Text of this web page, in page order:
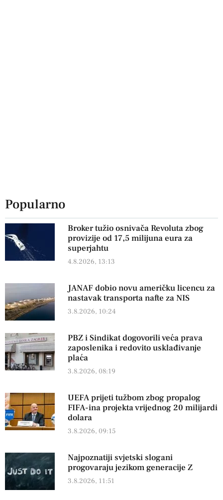
Popularno
Broker tužio osnivača Revoluta zbog
provizije od 17,5 milijuna eura za
superjahtu
4.8.2026, 13:13
JANAF dobio novu američku licencu za
nastavak transporta nafte za NIS
3.8.2026, 10:24
PBZ i Sindikat dogovorili veća prava
zaposlenika i redovito usklađivanje
plaća
3.8.2026, 08:19
UEFA prijeti tužbom zbog propalog
FIFA-ina projekta vrijednog 20 milijardi
dolara
3.8.2026, 09:15
Najpoznatiji svjetski slogani
progovaraju jezikom generacije Z
3.8.2026, 11:51